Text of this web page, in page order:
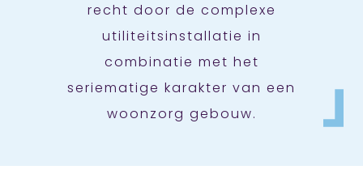
recht door de complexe
utiliteitsinstallatie in
combinatie met het
seriematige karakter van een
woonzorg gebouw.